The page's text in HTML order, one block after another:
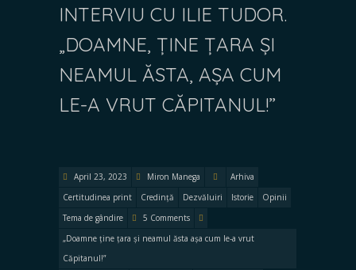
INTERVIU CU ILIE TUDOR.
„DOAMNE, ȚINE ȚARA ȘI
NEAMUL ĂSTA, AȘA CUM
LE-A VRUT CĂPITANUL!”
April 23, 2023 Miron Manega
Arhiva
Certitudinea print
Credință Dezvăluiri Istorie
Opinii
Tema de gândire
5 Comments
„Doamne ține țara și neamul ăsta așa cum le-a vrut
Căpitanul!”